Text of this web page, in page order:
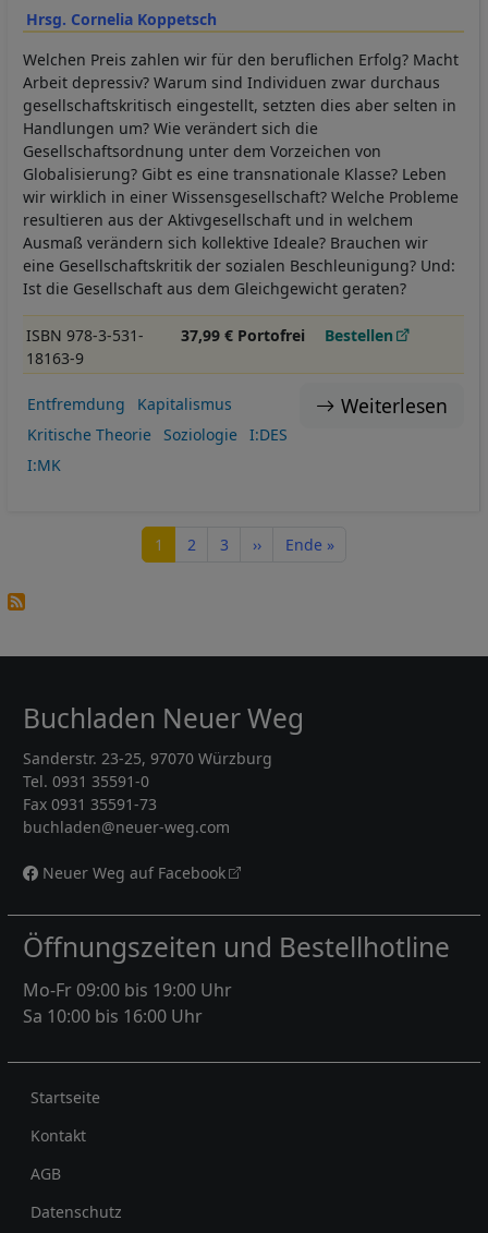
Hrsg. Cornelia Koppetsch
Welchen Preis zahlen wir für den beruflichen Erfolg? Macht
Arbeit depressiv? Warum sind Individuen zwar durchaus
gesellschaftskritisch eingestellt, setzten dies aber selten in
Handlungen um? Wie verändert sich die
Gesellschaftsordnung unter dem Vorzeichen von
Globalisierung? Gibt es eine transnationale Klasse? Leben
wir wirklich in einer Wissensgesellschaft? Welche Probleme
resultieren aus der Aktivgesellschaft und in welchem
Ausmaß verändern sich kollektive Ideale? Brauchen wir
eine Gesellschaftskritik der sozialen Beschleunigung? Und:
Ist die Gesellschaft aus dem Gleichgewicht geraten?
ISBN 978-3-531-
18163-9
37,99 € Portofrei Bestellen
Weiterlesen
Entfremdung
Kapitalismus
Kritische Theorie
Soziologie
I:DES
I:MK
Seite
1 Seite
2 Seite
3 Nächste Seite
›› Letzte Seite
Ende »
Buchladen Neuer Weg
Sanderstr. 23-25, 97070 Würzburg
Tel. 0931 35591-0
Fax 0931 35591-73
buchladen@neuer-weg.com
Neuer Weg auf Facebook
Öffnungszeiten und Bestellhotline
Mo-Fr 09:00 bis 19:00 Uhr
Sa 10:00 bis 16:00 Uhr
Rechtliches
Startseite
Kontakt
AGB
Datenschutz